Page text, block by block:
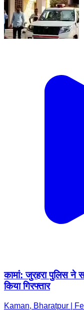
कामां: जुरहरा पुलिस ने
किया गिरफ्तार
Kaman, Bharatpur |